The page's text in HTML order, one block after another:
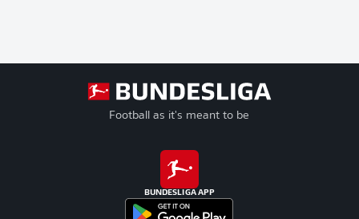
Football as it's meant to be
BUNDESLIGA APP